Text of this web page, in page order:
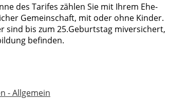
des Tarifes zählen Sie mit Ihrem Ehe-
Gemeinschaft, mit oder ohne Kinder.
sind bis zum 25.Geburtstag miversichert,
befinden.
- Allgemein